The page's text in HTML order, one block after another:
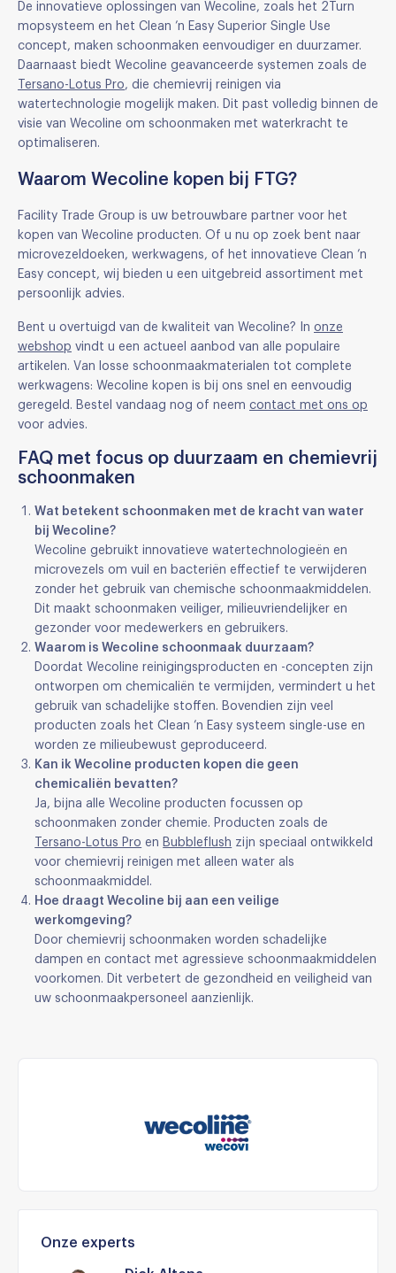
De innovatieve oplossingen van Wecoline, zoals het 2Turn
mopsysteem en het Clean ’n Easy Superior Single Use
concept, maken schoonmaken eenvoudiger en duurzamer.
Daarnaast biedt Wecoline geavanceerde systemen zoals de
Tersano-Lotus Pro, die chemievrij reinigen via
watertechnologie mogelijk maken. Dit past volledig binnen de
visie van Wecoline om schoonmaken met waterkracht te
optimaliseren.
Waarom Wecoline kopen bij FTG?
Facility Trade Group is uw betrouwbare partner voor het
kopen van Wecoline producten. Of u nu op zoek bent naar
microvezeldoeken, werkwagens, of het innovatieve Clean ’n
Easy concept, wij bieden u een uitgebreid assortiment met
persoonlijk advies.
Bent u overtuigd van de kwaliteit van Wecoline? In onze
webshop vindt u een actueel aanbod van alle populaire
artikelen. Van losse schoonmaakmaterialen tot complete
werkwagens: Wecoline kopen is bij ons snel en eenvoudig
geregeld. Bestel vandaag nog of neem contact met ons op
voor advies.
FAQ met focus op duurzaam en chemievrij
schoonmaken
Wat betekent schoonmaken met de kracht van water
bij Wecoline?
Wecoline gebruikt innovatieve watertechnologieën en
microvezels om vuil en bacteriën effectief te verwijderen
zonder het gebruik van chemische schoonmaakmiddelen.
Dit maakt schoonmaken veiliger, milieuvriendelijker en
gezonder voor medewerkers en gebruikers.
Waarom is Wecoline schoonmaak duurzaam?
Doordat Wecoline reinigingsproducten en -concepten zijn
ontworpen om chemicaliën te vermijden, vermindert u het
gebruik van schadelijke stoffen. Bovendien zijn veel
producten zoals het Clean ’n Easy systeem single-use en
worden ze milieubewust geproduceerd.
Kan ik Wecoline producten kopen die geen
chemicaliën bevatten?
Ja, bijna alle Wecoline producten focussen op
schoonmaken zonder chemie. Producten zoals de
Tersano-Lotus Pro en Bubbleflush zijn speciaal ontwikkeld
voor chemievrij reinigen met alleen water als
schoonmaakmiddel.
Hoe draagt Wecoline bij aan een veilige
werkomgeving?
Door chemievrij schoonmaken worden schadelijke
dampen en contact met agressieve schoonmaakmiddelen
voorkomen. Dit verbetert de gezondheid en veiligheid van
uw schoonmaakpersoneel aanzienlijk.
Onze experts